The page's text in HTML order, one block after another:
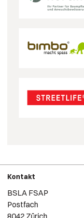
Kontakt
BSLA FSAP
Postfach
8042 Zürich